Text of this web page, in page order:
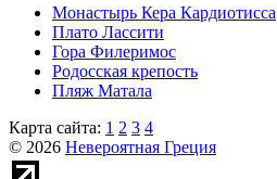
Монастырь Кера Кардиотисса
Плато Лассити
Гора Филеримос
Родосская крепость
Пляж Матала
Карта сайта: 1 2 3 4
© 2026 Невероятная Греция